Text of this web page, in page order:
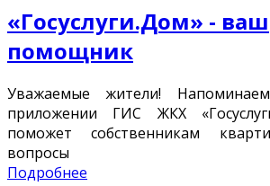
«Госуслуги.Дом» - ваш
помощник
Уважаемые жители!
приложении ГИС ЖКХ
поможет собственникам
вопросы
Подробнее